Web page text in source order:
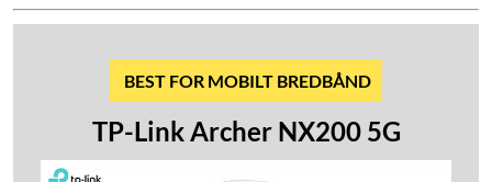
BEST FOR MOBILT BREDBÅND
TP-Link Archer NX200 5G